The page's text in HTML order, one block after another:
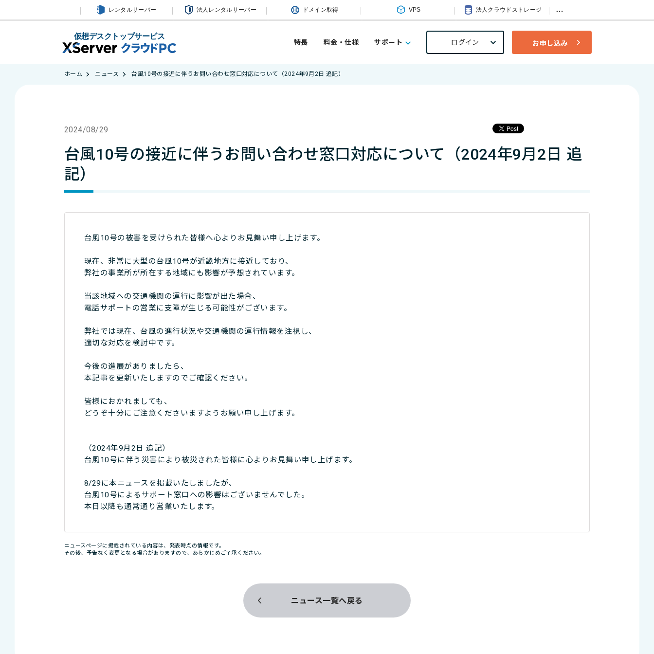
レンタルサーバー 法人レンタルサーバー ドメイン取得 VPS 法人クラウドストレージ …
仮想デスクトップサービス
特長 料金・仕様 サポート ログイン お申し込み
ホーム ニュース 台風10号の接近に伴うお問い合わせ窓口対応について（2024年9月2日 追記）
2024/08/29
台風10号の接近に伴うお問い合わせ窓口対応について（2024年9月2日 追
記）
台風10号の被害を受けられた皆様へ心よりお見舞い申し上げます。
現在、非常に大型の台風10号が近畿地方に接近しており、
弊社の事業所が所在する地域にも影響が予想されています。
当該地域への交通機関の運行に影響が出た場合、
電話サポートの営業に支障が生じる可能性がございます。
弊社では現在、台風の進行状況や交通機関の運行情報を注視し、
適切な対応を検討中です。
今後の進展がありましたら、
本記事を更新いたしますのでご確認ください。
皆様におかれましても、
どうぞ十分にご注意くださいますようお願い申し上げます。
（2024年9月2日 追記）
台風10号に伴う災害により被災された皆様に心よりお見舞い申し上げます。
8/29に本ニュースを掲載いたしましたが、
台風10号によるサポート窓口への影響はございませんでした。
本日以降も通常通り営業いたします。
ニュースページに掲載されている内容は、発表時点の情報です。
その後、予告なく変更となる場合がありますので、あらかじめご了承ください。
ニュース一覧へ戻る